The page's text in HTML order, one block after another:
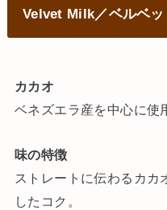
Velvet Milk／ベルベッ
カカオ
ベネズエラ産を中心に使
味の特徴
ストレートに伝わるカカ
したコク。